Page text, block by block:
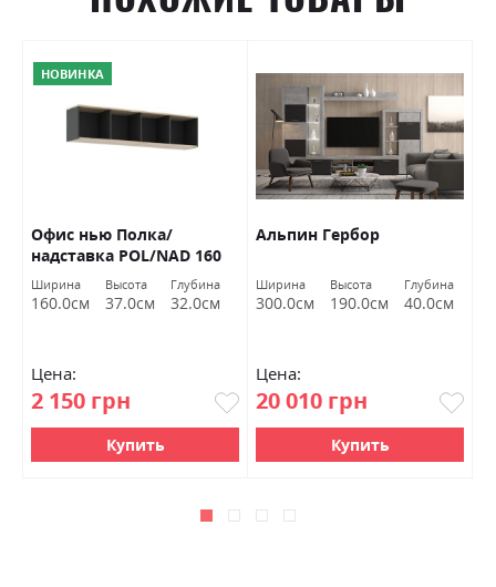
НОВИНКА
Офис нью Полка/
надставка POL/NAD 160
Гербор
Ширина
160.0см
Высота
37.0см
Глубина
32.0см
Цена:
2 150 грн
Купить
Альпин Гербор
Ширина
300.0см
Высота
190.0см
Глубина
40.0см
Цена:
20 010 грн
Купить